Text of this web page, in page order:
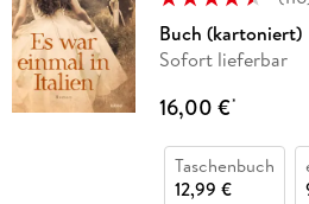
Buch (kartoniert)
Sofort lieferbar
16,00 €*
Taschenbuch
12,99 €